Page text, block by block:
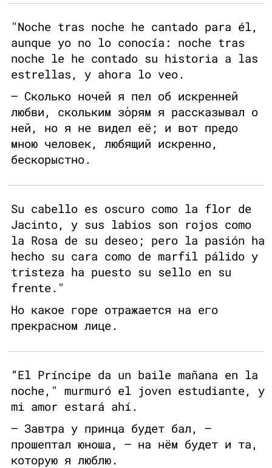
"Noche tras noche he cantado para él,
aunque yo no lo conocía: noche tras
noche le he contado su historia a las
estrellas, y ahora lo veo.
— Сколько ночей я пел об искренней
любви, скольким зо́рям я рассказывал о
ней, но я не видел её; и вот предо
мною человек, любящий искренно,
бескорыстно.
Su cabello es oscuro como la flor de
Jacinto, y sus labios son rojos como
la Rosa de su deseo; pero la pasión ha
hecho su cara como de marfil pálido y
tristeza ha puesto su sello en su
frente."
Но какое горе отражается на его
прекрасном лице.
“El Príncipe da un baile mañana en la
noche," murmuró el joven estudiante, y
mi amor estará ahí.
— Завтра у принца будет бал, —
прошептал юноша, — на нём будет и та,
которую я люблю.